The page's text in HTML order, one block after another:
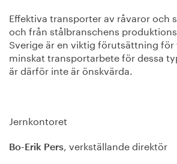
Effektiva transporter av råvaror och
och från stålbranschens
Sverige är en viktig förutsättning
minskat transportarbete för dessa
är därför inte är önskvärda.
Jernkontoret
Bo-Erik Pers, verkställande direktör